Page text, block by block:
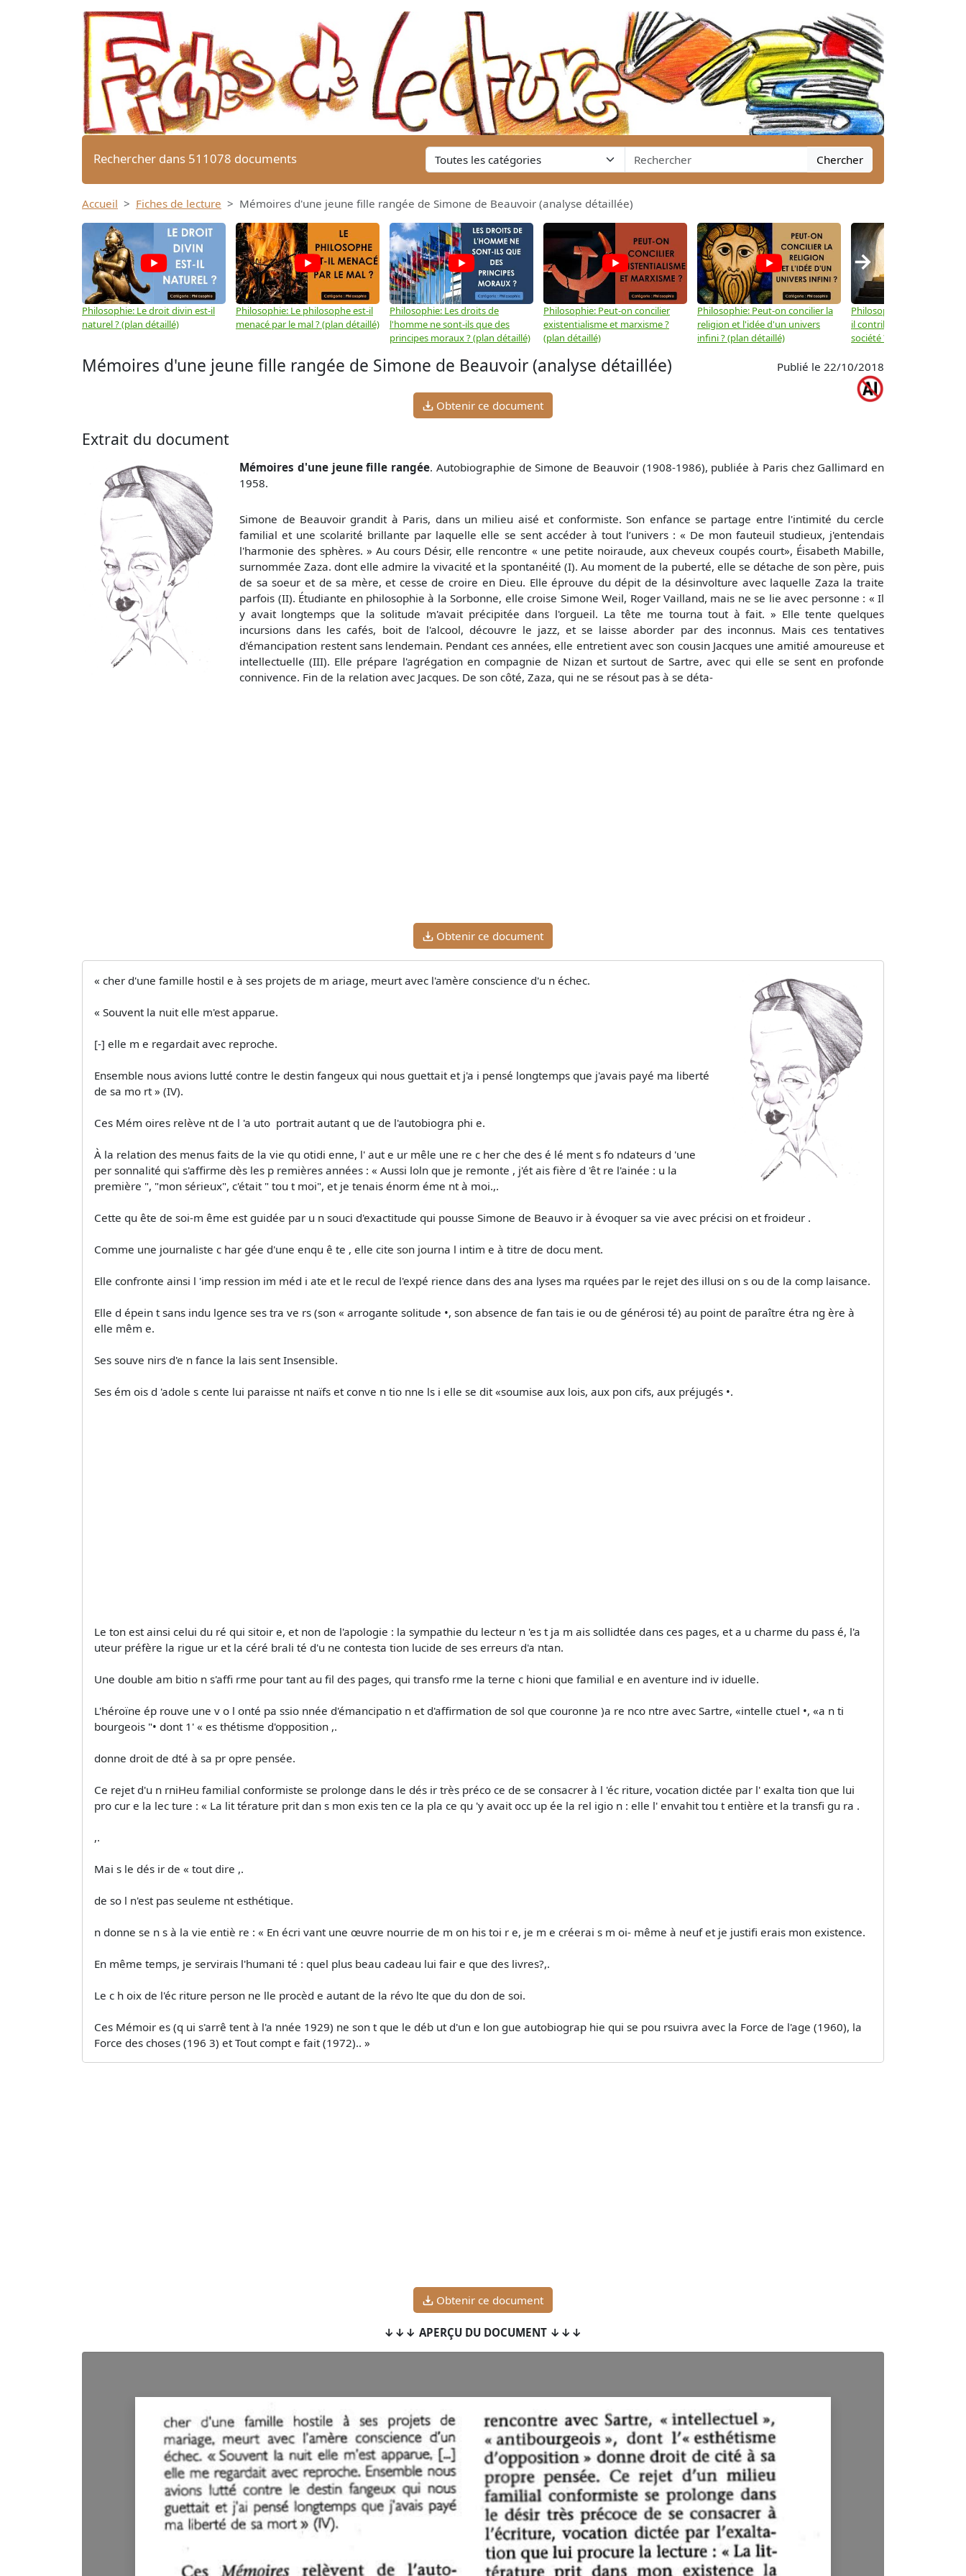
Rechercher dans 511078 documents Chercher
Accueil Fiches de lecture Mémoires d'une jeune fille rangée de Simone de Beauvoir (analyse détaillée)
Philosophie: Le droit divin est-il
naturel ? (plan détaillé)
Philosophie: Le philosophe est-il
menacé par le mal ? (plan détaillé)
Philosophie: Les droits de
l'homme ne sont-ils que des
principes moraux ? (plan détaillé)
Philosophie: Peut-on concilier
existentialisme et marxisme ?
(plan détaillé)
Philosophie: Peut-on concilier la
religion et l'idée d'un univers
infini ? (plan détaillé)
Philosophie: Le
il contribuer au progrès de
société ? (plan détaillé)
→
Mémoires d'une jeune fille rangée de Simone de Beauvoir (analyse détaillée) Publié le 22/10/2018
Obtenir ce document
Extrait du document
Mémoires d'une jeune fille rangée. Autobiographie de Simone de Beauvoir (1908-1986), publiée à Paris chez Gallimard en
1958.
Simone de Beauvoir grandit à Paris, dans un milieu aisé et conformiste. Son enfance se partage entre l'intimité du cercle
familial et une scolarité brillante par laquelle elle se sent accéder à tout l’univers : « De mon fauteuil studieux, j'entendais
l'harmonie des sphères. » Au cours Désir, elle rencontre « une petite noiraude, aux cheveux coupés court», Éisabeth Mabille,
surnommée Zaza. dont elle admire la vivacité et la spontanéité (I). Au moment de la puberté, elle se détache de son père, puis
de sa soeur et de sa mère, et cesse de croire en Dieu. Elle éprouve du dépit de la désinvolture avec laquelle Zaza la traite
parfois (II). Étudiante en philosophie à la Sorbonne, elle croise Simone Weil, Roger Vailland, mais ne se lie avec personne : « Il
y avait longtemps que la solitude m'avait précipitée dans l'orgueil. La tête me tourna tout à fait. » Elle tente quelques
incursions dans les cafés, boit de l'alcool, découvre le jazz, et se laisse aborder par des inconnus. Mais ces tentatives
d'émancipation restent sans lendemain. Pendant ces années, elle entretient avec son cousin Jacques une amitié amoureuse et
intellectuelle (III). Elle prépare l'agrégation en compagnie de Nizan et surtout de Sartre, avec qui elle se sent en profonde
connivence. Fin de la relation avec Jacques. De son côté, Zaza, qui ne se résout pas à se déta-
Obtenir ce document
« cher d'une famille hostil e à ses projets de m ariage, meurt avec l'amère conscience d'u n échec.
« Souvent la nuit elle m'est apparue.
[-] elle m e regardait avec reproche.
Ensemble nous avions lutté contre le destin fangeux qui nous guettait et j'a i pensé longtemps que j'avais payé ma liberté
de sa mo rt » (IV).
Ces Mém oires relève nt de l 'a uto ­ portrait autant q ue de l'autobiogra­ phi e.
À la relation des menus faits de la vie qu otidi enne, l' aut e ur mêle une re c her che des é lé ment s fo ndateurs d 'une
per sonnalité qui s'affirme dès les p remières années : « Aussi loln que je remonte , j'ét ais fière d 'êt re l'ainée : u la
première ", "mon sérieux", c'était " tou t moi", et je tenais énorm éme nt à moi.,.
Cette qu ête de soi-m ême est guidée par u n souci d'exactitude qui pousse Simone de Beauvo ir à évoquer sa vie avec précisi on et froideur .
Comme une journaliste c har gée d'une enqu ê te , elle cite son journa l intim e à titre de docu­ ment.
Elle confronte ainsi l 'imp ression im méd i ate et le recul de l'expé rience dans des ana lyses ma rquées par le rejet des illusi on s ou de la comp laisance.
Elle d épein t sans indu lgence ses tra­ ve rs (son « arrogante solitude •, son absence de fan tais ie ou de générosi té) au point de paraître étra ng ère à
elle­ mêm e.
Ses souve nirs d'e n fance la lais­ sent Insensible.
Ses ém ois d 'adole s­ cente lui paraisse nt naïfs et conve n­ tio nne ls i elle se dit «soumise aux lois, aux pon cifs, aux préjugés •.
Le ton est ainsi celui du ré qui sitoir e, et non de l'apologie : la sympathie du lecteur n 'es t ja m ais sollidtée dans ces pages, et a u charme du pass é, l'a
uteur préfère la rigue ur et la céré brali té d'u ne contesta­ tion lucide de ses erreurs d'a ntan.
Une double am bitio n s'affi rme pour­ tant au fil des pages, qui transfo rme la terne c hioni que familial e en aventure ind iv iduelle.
L'héroïne ép rouve une v o l onté pa ssio nnée d'émancipatio n et d'affirmation de sol que couronne )a re nco ntre avec Sartre, «intelle ctuel •, «a n ti
bourgeois "• dont 1' « es thétisme d'opposition ,.
donne droit de dté à sa pr opre pensée.
Ce rejet d'u n rniHeu familial conformiste se prolonge dans le dés ir très préco ce de se consacrer à l 'éc riture, vocation dictée par l' exalta­ tion que lui
pro cur e la lec ture : « La lit­ térature prit dan s mon exis ten ce la pla ce qu 'y avait occ up ée la rel igio n : elle l' envahit tou t entière et la transfi­ gu ra .
,.
Mai s le dés ir de « tout dire ,.
de so l n'est pas seuleme nt esthétique.
n donne se n s à la vie entiè re : « En écri­ vant une œuvre nourrie de m on his­ toi r e, je m e créerai s m oi- même à neuf et je justifi erais mon existence.
En même temps, je servirais l'humani té : quel plus beau cadeau lui fair e que des livres?,.
Le c h oix de l'éc riture person­ ne lle procèd e autant de la révo lte que du don de soi.
Ces Mémoir es (q ui s'arrê tent à l'a nnée 1929) ne son t que le déb ut d'un e lon gue autobiograp hie qui se pou rsuivra avec la Force de l'age (1960), la
Force des choses (196 3) et Tout compt e fait (1972).. »
Obtenir ce document
↓↓↓ APERÇU DU DOCUMENT ↓↓↓